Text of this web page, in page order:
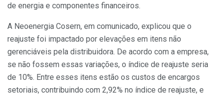
de energia e componentes financeiros.
A Neoenergia Cosern, em comunicado, explicou que o
reajuste foi impactado por elevações em itens não
gerenciáveis pela distribuidora. De acordo com a empresa,
se não fossem essas variações, o índice de reajuste seria
de 10%. Entre esses itens estão os custos de encargos
setoriais, contribuindo com 2,92% no índice de reajuste, e